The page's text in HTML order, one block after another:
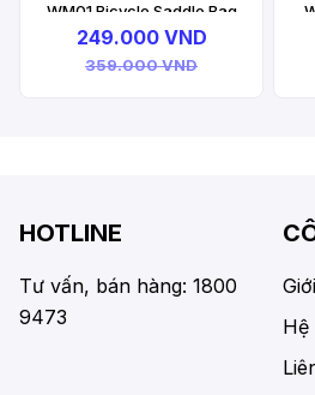
WM01 Bicycle Saddle Bag
249.000 VND
359.000 VND
HOTLINE
Tư vấn, bán hàng: 1800
9473
Hệ